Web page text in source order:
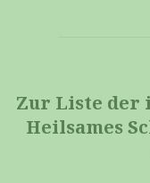
Zur Lis­te der
Heil­sa­mes